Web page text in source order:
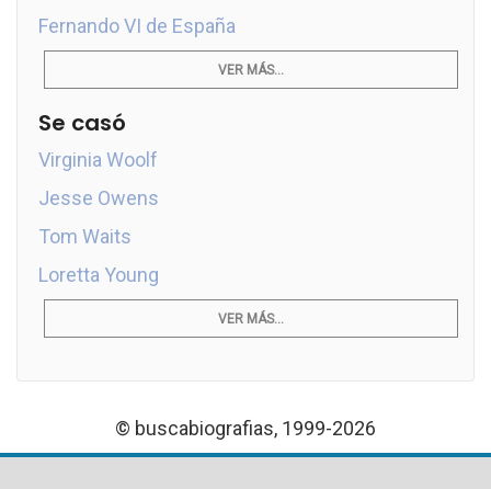
Fernando VI de España
VER MÁS...
Se casó
Virginia Woolf
Jesse Owens
Tom Waits
Loretta Young
VER MÁS...
© buscabiografias, 1999-2026